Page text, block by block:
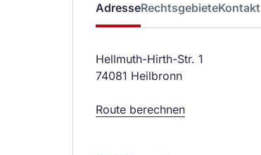
AdresseRechtsgebieteKontakt
Hellmuth-Hirth-Str. 1
74081 Heilbronn
Route berechnen